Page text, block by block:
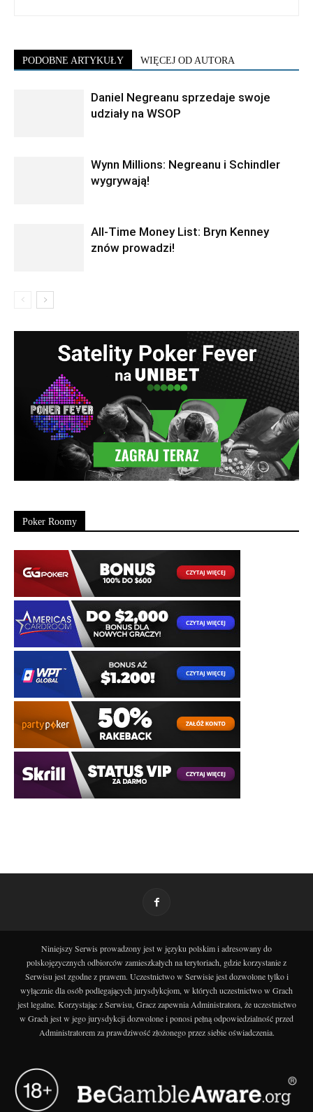
PODOBNE ARTYKUŁY WIĘCEJ OD AUTORA
Daniel Negreanu sprzedaje swoje
udziały na WSOP
Wynn Millions: Negreanu i Schindler
wygrywają!
All-Time Money List: Bryn Kenney
znów prowadzi!
Poker Roomy
Niniejszy Serwis prowadzony jest w języku polskim i adresowany do
polskojęzycznych odbiorców zamieszkałych na terytoriach, gdzie korzystanie z
Serwisu jest zgodne z prawem. Uczestnictwo w Serwisie jest dozwolone tylko i
wyłącznie dla osób podlegających jurysdykcjom, w których uczestnictwo w Grach
jest legalne. Korzystając z Serwisu, Gracz zapewnia Administratora, że uczestnictwo
w Grach jest w jego jurysdykcji dozwolone i ponosi pełną odpowiedzialność przed
Administratorem za prawdziwość złożonego przez siebie oświadczenia.